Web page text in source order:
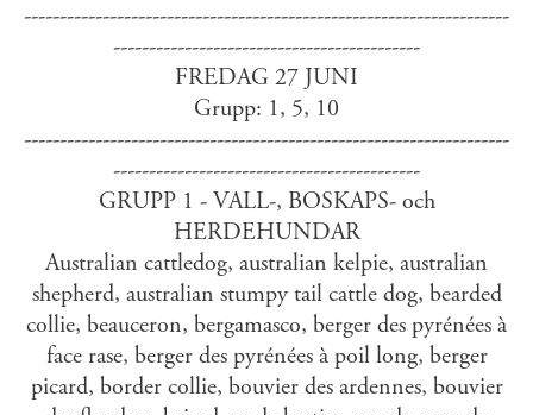
--------------------------------------------------------------------
-------------------------------------------
FREDAG 27 JUNI
Grupp: 1, 5, 10
--------------------------------------------------------------------
-------------------------------------------
GRUPP 1 - VALL-, BOSKAPS- och
HERDEHUNDAR
Australian cattledog, australian kelpie, australian
shepherd, australian stumpy tail cattle dog, bearded
collie, beauceron, bergamasco, berger des pyrénées à
face rase, berger des pyrénées à poil long, berger
picard, border collie, bouvier des ardennes, bouvier